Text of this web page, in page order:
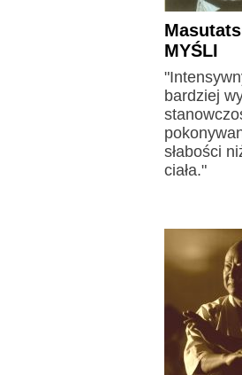
MYŚLI
bardziej
słabości
ciała."